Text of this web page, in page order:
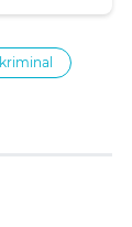
kriminal